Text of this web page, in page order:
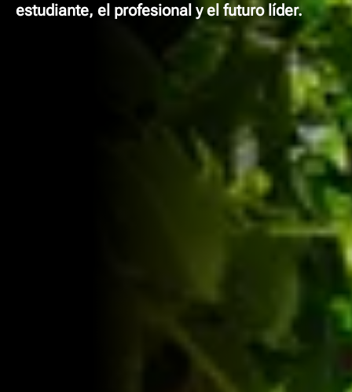
estudiante, el profesional y el futuro líder.